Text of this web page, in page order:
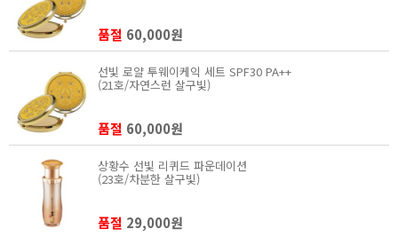
품절 60,000원
선빛 로얄 투웨이케익 세트 SPF30 PA++
(21호/자연스런 살구빛)
품절 60,000원
상황수 선빛 리퀴드 파운데이션
(23호/차분한 살구빛)
품절 29,000원